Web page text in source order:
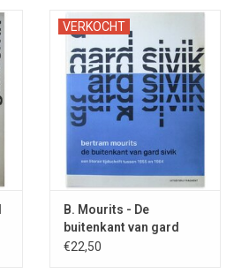
VERKOCHT
B. Mourits - De
buitenkant van gard
sivik - 2025
€22,50